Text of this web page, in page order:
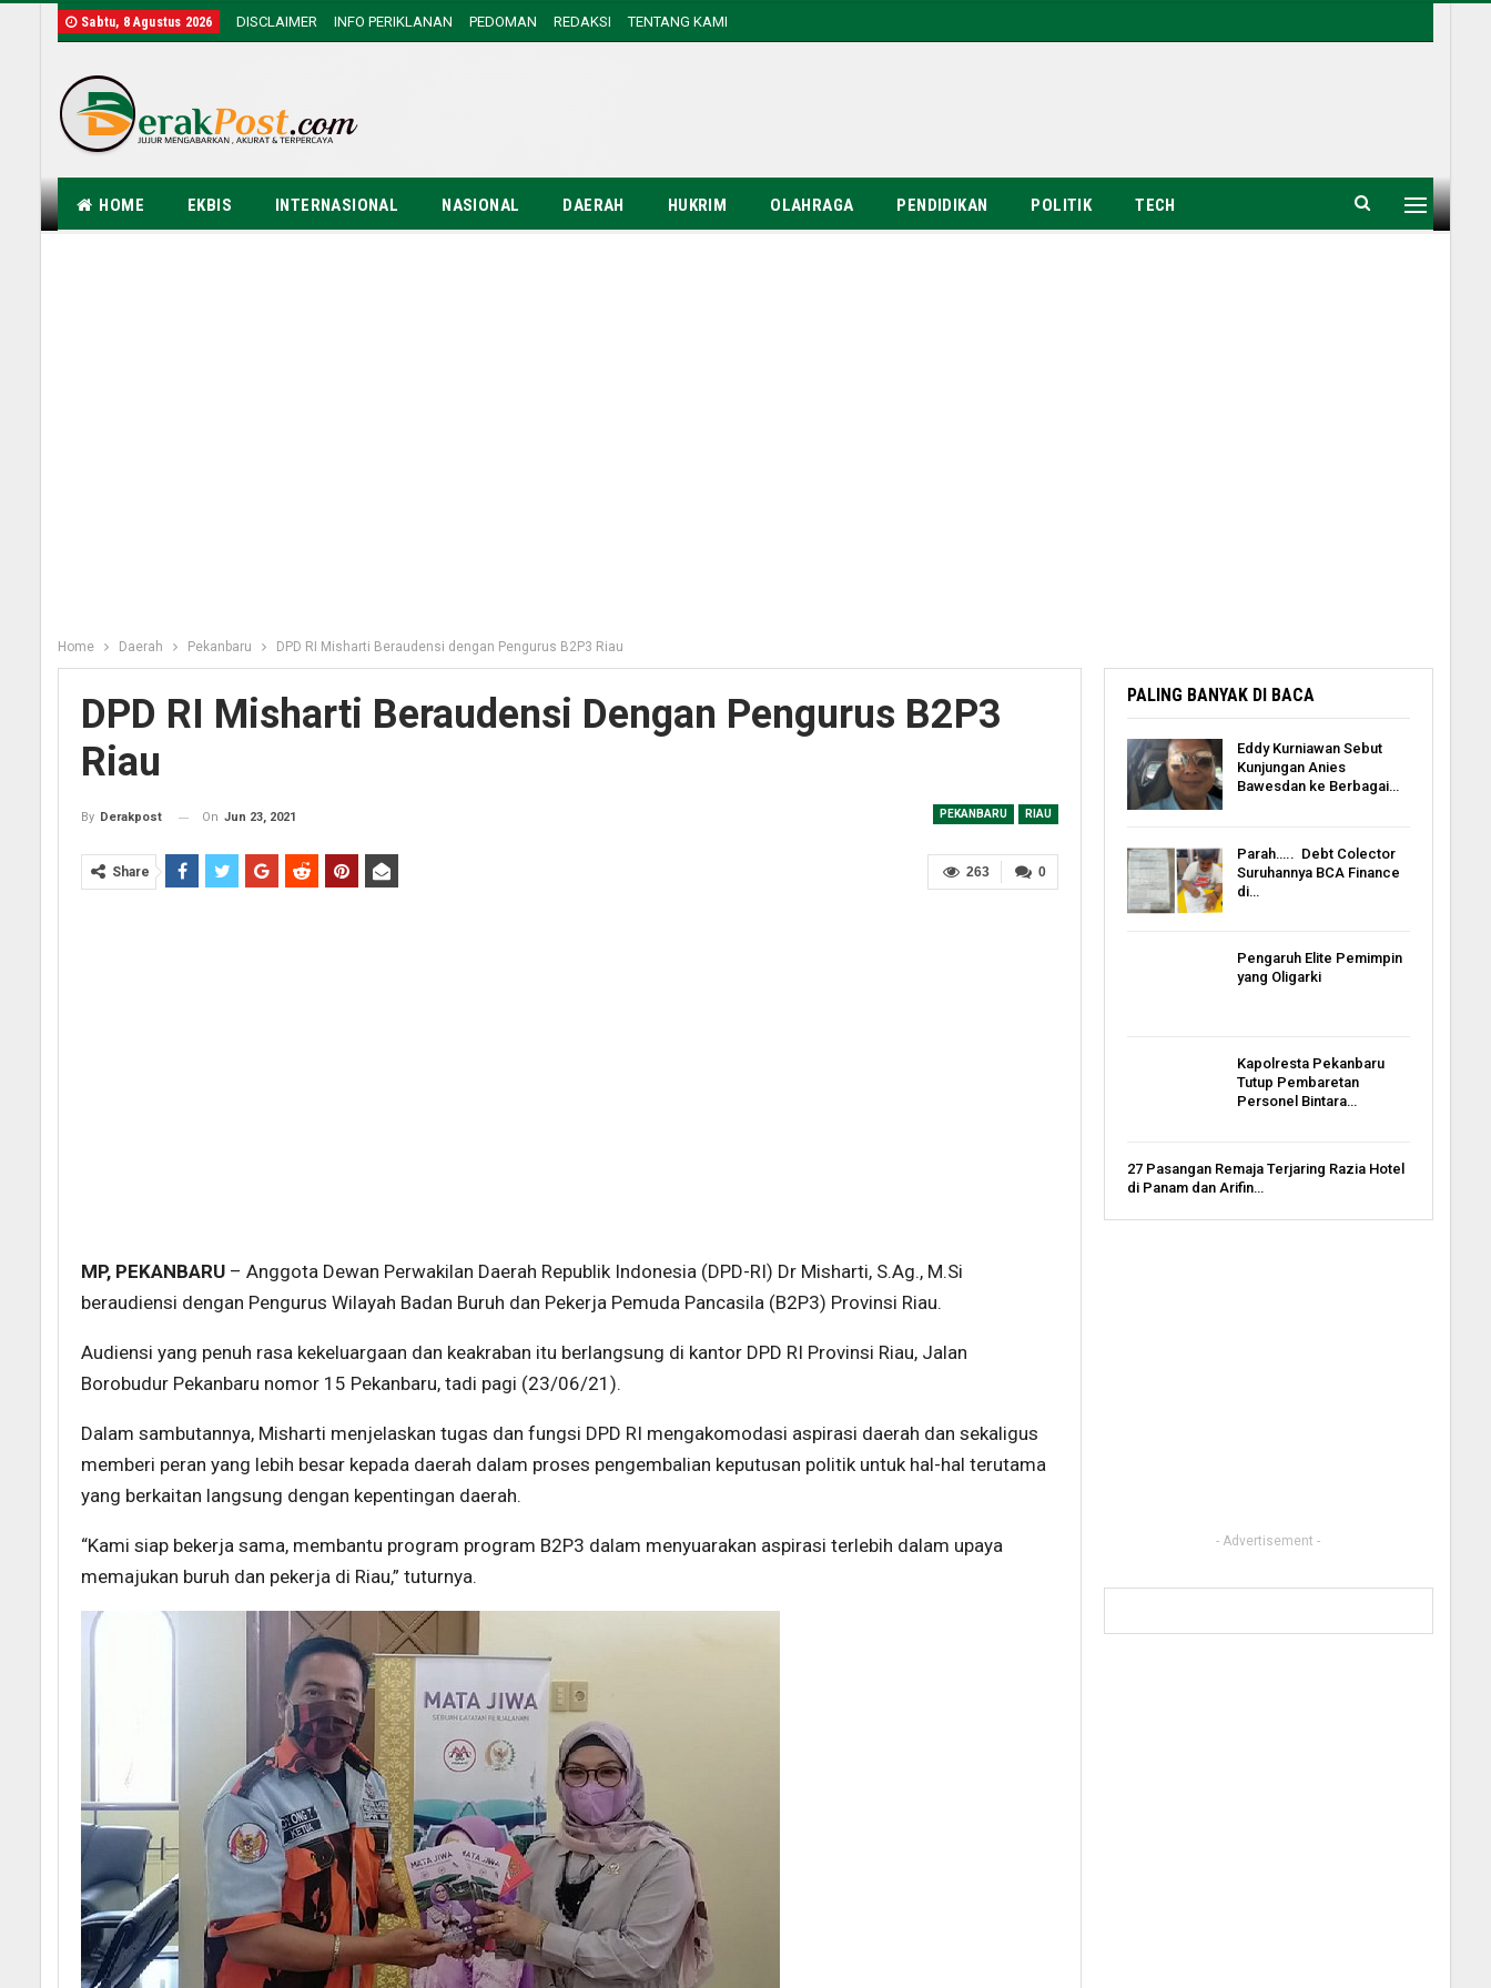
Sabtu, 8 Agustus 2026 DISCLAIMER INFO PERIKLANAN PEDOMAN REDAKSI TENTANG KAMI
HOME EKBIS INTERNASIONAL NASIONAL DAERAH HUKRIM OLAHRAGA PENDIDIKAN POLITIK TECH
Home Daerah Pekanbaru DPD RI Misharti Beraudensi dengan Pengurus B2P3 Riau
DPD RI Misharti Beraudensi Dengan Pengurus B2P3
Riau
PEKANBARU RIAU
By Derakpost On Jun 23, 2021
0
263
Share
MP, PEKANBARU – Anggota Dewan Perwakilan Daerah Republik Indonesia (DPD-RI) Dr Misharti, S.Ag., M.Si
beraudiensi dengan Pengurus Wilayah Badan Buruh dan Pekerja Pemuda Pancasila (B2P3) Provinsi Riau.
Audiensi yang penuh rasa kekeluargaan dan keakraban itu berlangsung di kantor DPD RI Provinsi Riau, Jalan
Borobudur Pekanbaru nomor 15 Pekanbaru, tadi pagi (23/06/21).
Dalam sambutannya, Misharti menjelaskan tugas dan fungsi DPD RI mengakomodasi aspirasi daerah dan sekaligus
memberi peran yang lebih besar kepada daerah dalam proses pengembalian keputusan politik untuk hal-hal terutama
yang berkaitan langsung dengan kepentingan daerah.
“Kami siap bekerja sama, membantu program program B2P3 dalam menyuarakan aspirasi terlebih dalam upaya
memajukan buruh dan pekerja di Riau,” tuturnya.
PALING BANYAK DI BACA
Eddy Kurniawan Sebut
Kunjungan Anies
Bawesdan ke Berbagai…
Parah….. Debt Colector
Suruhannya BCA Finance
di…
Pengaruh Elite Pemimpin
yang Oligarki
Kapolresta Pekanbaru
Tutup Pembaretan
Personel Bintara…
27 Pasangan Remaja Terjaring Razia Hotel
di Panam dan Arifin…
- Advertisement -